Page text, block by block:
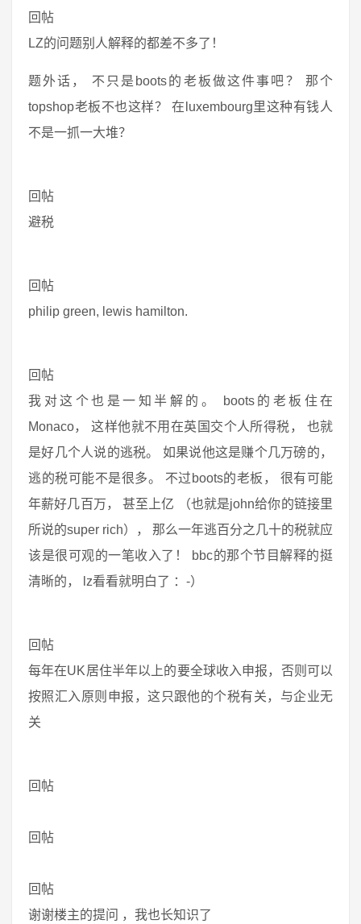
回帖
LZ的问题别人解释的都差不多了！
题外话， 不只是boots的老板做这件事吧？ 那个
topshop老板不也这样？ 在luxembourg里这种有钱人
不是一抓一大堆？
回帖
避税
回帖
philip green, lewis hamilton.
回帖
我对这个也是一知半解的。 boots的老板住在
Monaco， 这样他就不用在英国交个人所得税， 也就
是好几个人说的逃税。 如果说他这是赚个几万磅的，
逃的税可能不是很多。 不过boots的老板， 很有可能
年薪好几百万， 甚至上亿 （也就是john给你的链接里
所说的super rich）， 那么一年逃百分之几十的税就应
该是很可观的一笔收入了！ bbc的那个节目解释的挺
清晰的， lz看看就明白了 ：-）
回帖
每年在UK居住半年以上的要全球收入申报，否则可以
按照汇入原则申报，这只跟他的个税有关，与企业无
关
回帖
回帖
回帖
谢谢楼主的提问 ，我也长知识了